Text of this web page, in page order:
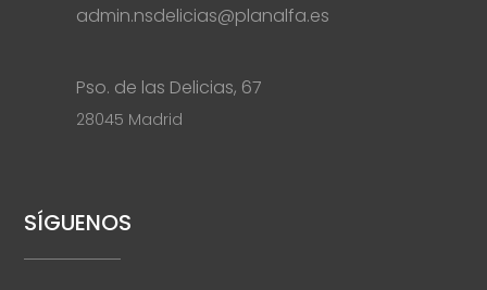
admin.nsdelicias@planalfa.es
Pso. de las Delicias, 67
28045 Madrid
SÍGUENOS